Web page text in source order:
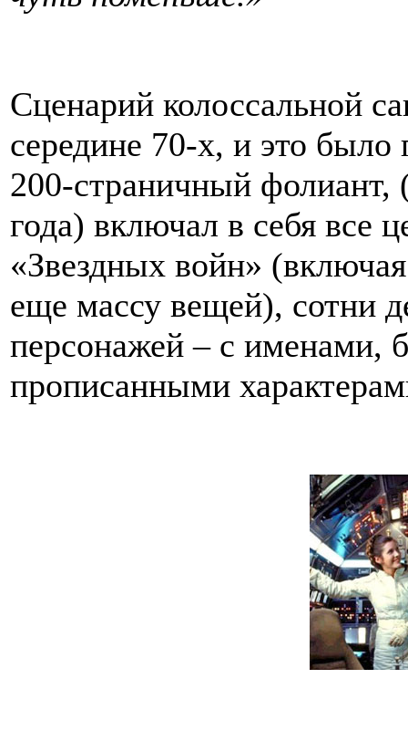
Сценарий колоссальной
середине 70-х, и это
200-страничный фолиант,
года) включал в себя все
«Звездных войн»
еще массу вещей), сотни
персонажей – с именами,
прописанными